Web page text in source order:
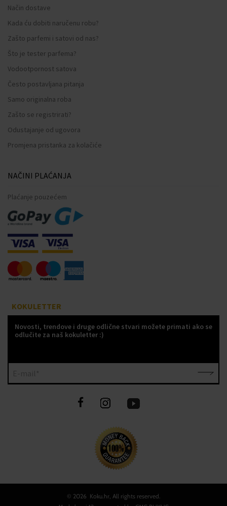
Način dostave
Kada ću dobiti naručenu robu?
Zašto parfemi i satovi od nas?
Što je tester parfema?
Vodootpornost satova
Često postavljana pitanja
Samo originalna roba
Zašto se registrirati?
Odustajanje od ugovora
Promjena pristanka za kolačiće
NAČINI PLAĆANJA
Plaćanje pouzećem
KOKULETTER
Novosti, trendove i druge odlične stvari možete primati ako se
odlučite za naš kokuletter :)
© 2026 Koku.hr, All rights reserved.